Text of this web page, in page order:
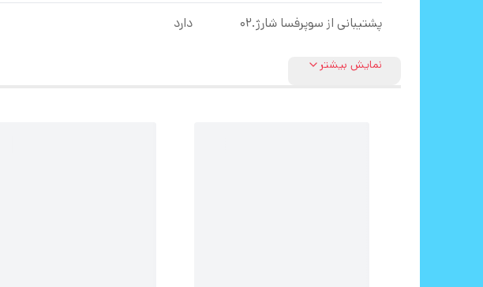
پشتیبانی از سوپرفسا شارژ.02 دارد
نمایش بیشتر